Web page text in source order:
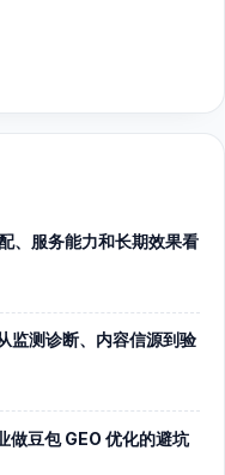
、服务能力和长期效果看
监测诊断、内容信源到验
豆包 GEO 优化的避坑